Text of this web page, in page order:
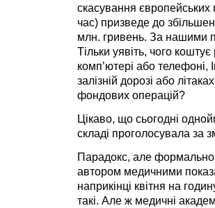
скасування
час) призведе до
млн. гривень. За нашими
Тільки уявіть, чого
комп’ютері або телефоні,
залізній дорозі або
фондових операцій?
Цікаво, що сьогодні
складі проголосувала за
Парадокс, але
автором медичними
наприкінці квітня на
такі. Але ж медичні